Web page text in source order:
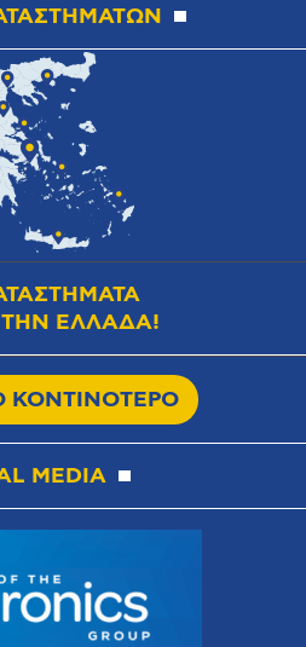
ΕΛΛΑΔΑ!
ΚΟΝΤΙΝΟΤΕΡΟ
MEDIA